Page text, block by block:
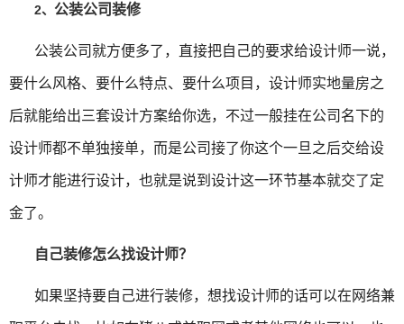
2、 公装公司装修
公装公司就方便多了，直接把自己的要求给设计师一说，
要什么风格、要什么特点、要什么项目，设计师实地量房之
后就能给出三套设计方案给你选，不过一般挂在公司名下的
设计师都不单独接单，而是公司接了你这个一旦之后交给设
计师才能进行设计，也就是说到设计这一环节基本就交了定
金了。
自己装修怎么找设计师？
如果坚持要自己进行装修，想找设计师的话可以在网络兼